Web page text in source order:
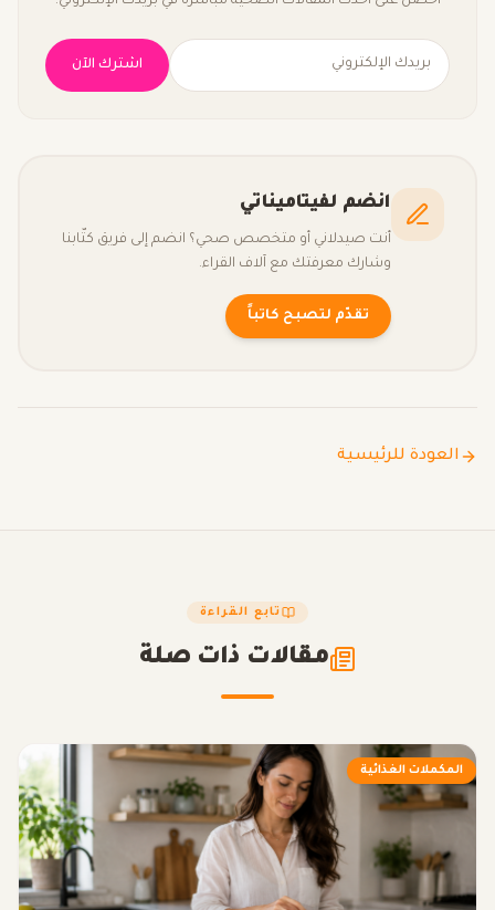
اشترك الآن
انضم لفيتاميناتي
أنت صيدلاني أو متخصص صحي؟ انضم إلى فريق كتّابنا
وشارك معرفتك مع آلاف القراء.
تقدّم لتصبح كاتباً
العودة للرئيسية
تابع القراءة
مقالات ذات صلة
المكملات الغذائية